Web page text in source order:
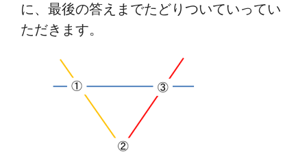
に、最後の答えまでたどりついていってい
ただきます。